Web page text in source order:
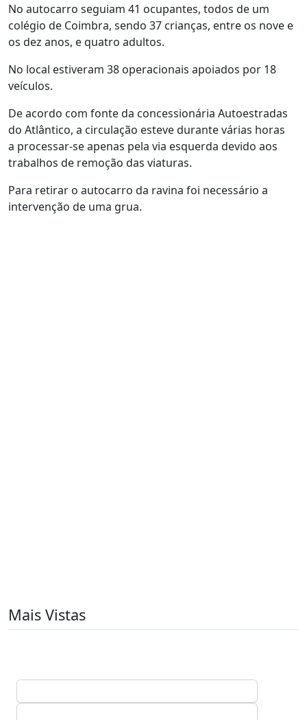
No autocarro seguiam 41 ocupantes, todos de um
colégio de Coimbra, sendo 37 crianças, entre os nove e
os dez anos, e quatro adultos.
No local estiveram 38 operacionais apoiados por 18
veículos.
De acordo com fonte da concessionária Autoestradas
do Atlântico, a circulação esteve durante várias horas
a processar-se apenas pela via esquerda devido aos
trabalhos de remoção das viaturas.
Para retirar o autocarro da ravina foi necessário a
intervenção de uma grua.
Mais Vistas